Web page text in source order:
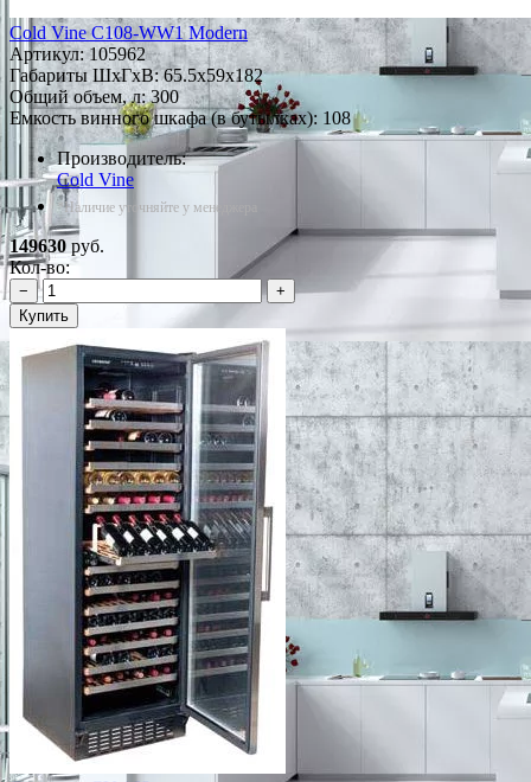
Cold Vine C108-WW1 Modern
Артикул:105962
Габариты ШxГxВ: 65.5x59x182
Общий объем, л: 300
Емкость винного шкафа (в бутылках): 108
Производитель:
Cold Vine
*Наличие уточняйте у менеджера
149630 руб.
Кол-во:
−
+
Купить